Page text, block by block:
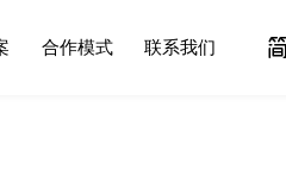
合作模式 联系我们